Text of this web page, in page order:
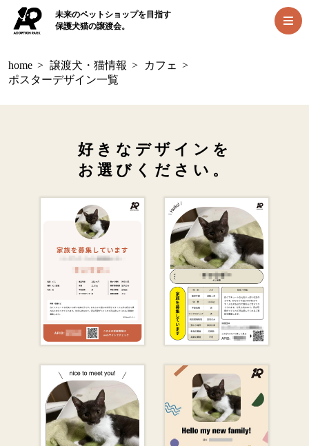
未来のペットショップを目指す
保護犬猫の譲渡会。
home > 譲渡犬・猫情報 > カフェ >
ポスターデザイン一覧
好きなデザインを
お選びください。